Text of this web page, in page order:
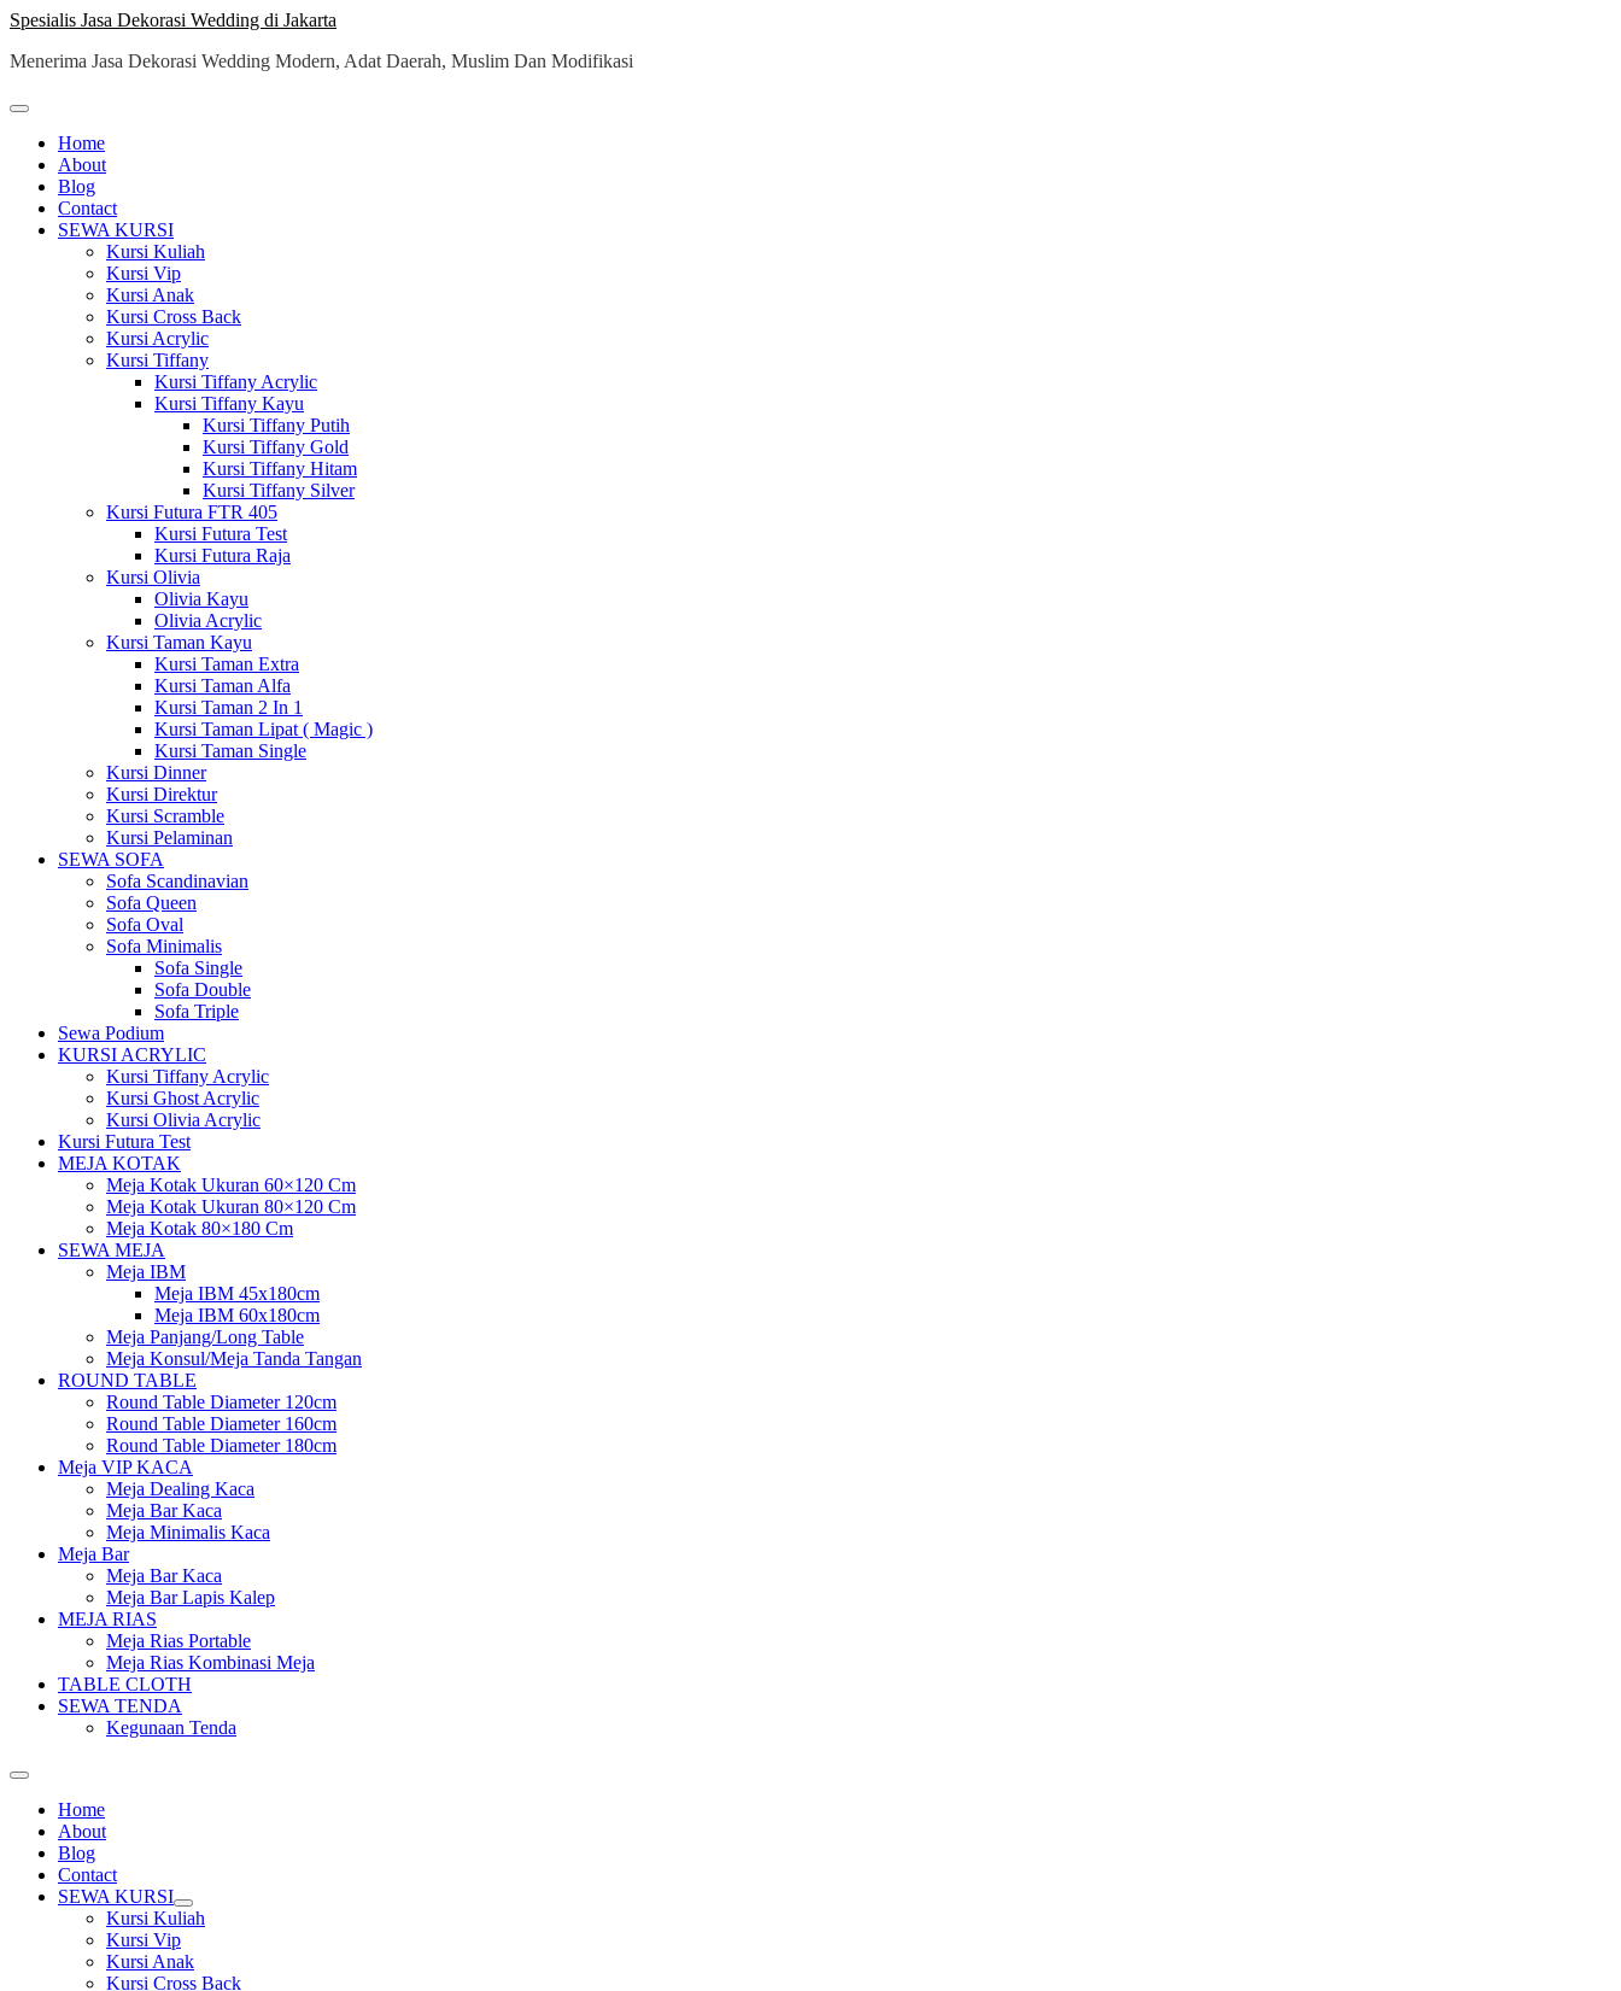
Skip
content
Spesialis Jasa Dekorasi Wedding di Jakarta
Menerima Jasa Dekorasi Wedding Modern, Adat Daerah, Muslim Dan Modifikasi
Home
About
Blog
Contact
SEWA KURSI
Kursi Kuliah
Kursi Vip
Kursi Anak
Kursi Cross Back
Kursi Acrylic
Kursi Tiffany
Kursi Tiffany Acrylic
Kursi Tiffany Kayu
Kursi Tiffany Putih
Kursi Tiffany Gold
Kursi Tiffany Hitam
Kursi Tiffany Silver
Kursi Futura FTR 405
Kursi Futura Test
Kursi Futura Raja
Kursi Olivia
Olivia Kayu
Olivia Acrylic
Kursi Taman Kayu
Kursi Taman Extra
Kursi Taman Alfa
Kursi Taman 2 In 1
Kursi Taman Lipat ( Magic )
Kursi Taman Single
Kursi Dinner
Kursi Direktur
Kursi Scramble
Kursi Pelaminan
SEWA SOFA
Sofa Scandinavian
Sofa Queen
Sofa Oval
Sofa Minimalis
Sofa Single
Sofa Double
Sofa Triple
Sewa Podium
KURSI ACRYLIC
Kursi Tiffany Acrylic
Kursi Ghost Acrylic
Kursi Olivia Acrylic
Kursi Futura Test
MEJA KOTAK
Meja Kotak Ukuran 60×120 Cm
Meja Kotak Ukuran 80×120 Cm
Meja Kotak 80×180 Cm
SEWA MEJA
Meja IBM
Meja IBM 45x180cm
Meja IBM 60x180cm
Meja Panjang/Long Table
Meja Konsul/Meja Tanda Tangan
ROUND TABLE
Round Table Diameter 120cm
Round Table Diameter 160cm
Round Table Diameter 180cm
Meja VIP KACA
Meja Dealing Kaca
Meja Bar Kaca
Meja Minimalis Kaca
Meja Bar
Meja Bar Kaca
Meja Bar Lapis Kalep
MEJA RIAS
Meja Rias Portable
Meja Rias Kombinasi Meja
TABLE CLOTH
SEWA TENDA
Kegunaan Tenda
Home
About
Blog
Contact
SEWA KURSI
Show
sub
Kursi Kuliah
Kursi Vip
Kursi Anak
Kursi Cross Back